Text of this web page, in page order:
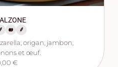
origan, jambon,
et œuf.
€